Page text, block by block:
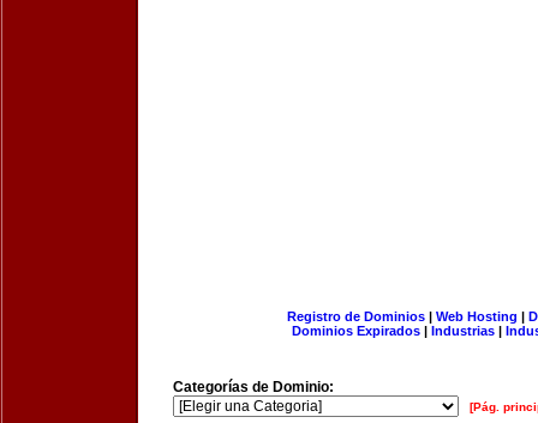
Registro de Dominios| Web Hosting |
Dominios Expirados | Industrias |
Categorías de Dominio:
[Pág.